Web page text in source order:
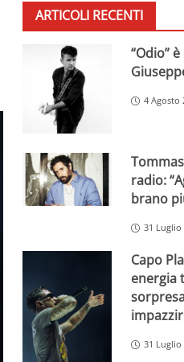
ARTICOLI RECENTI
“Odio”
4 Agosto
radio:
brano
31 Luglio
Capo
energia
31 Luglio